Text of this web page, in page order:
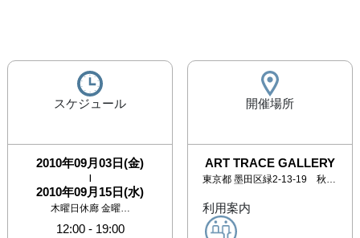
スケジュール
2010年09月03日(金)
|
2010年09月15日(水)
木曜日休廊 金曜…
12:00- 19:00
開催場所
ART TRACE GALLERY
東京都 墨田区緑2-13-19 秋山ビル1階
利用案内